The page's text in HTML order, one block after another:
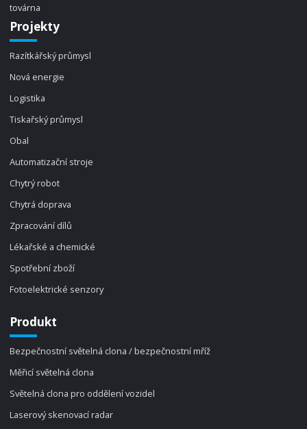
továrna
Projekty
Razítkářský průmysl
Nová energie
Logistika
Tiskařský průmysl
Obal
Automatizační stroje
Chytrý robot
Chytrá doprava
Zpracování dílů
Lékařské a chemické
Spotřební zboží
Fotoelektrické senzory
Produkt
Bezpečnostní světelná clona / bezpečnostní mříž
Měřicí světelná clona
Světelná clona pro oddělení vozidel
Laserový skenovací radar